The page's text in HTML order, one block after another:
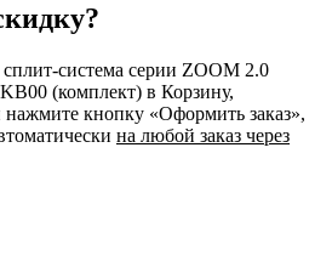
сплит-система серии ZOOM 2.0
(комплект) в Корзину,
кнопку «Оформить заказ»,
на любой заказ через